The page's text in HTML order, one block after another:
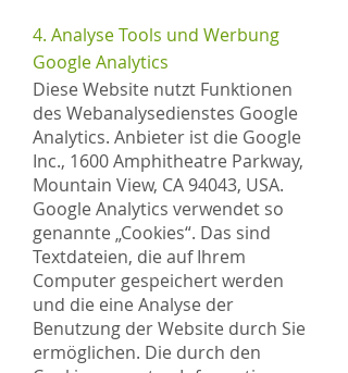
4. Analyse Tools und Werbung
Google Analytics
Diese Website nutzt Funktionen
des Webanalysedienstes Google
Analytics. Anbieter ist die Google
Inc., 1600 Amphitheatre Parkway,
Mountain View, CA 94043, USA.
Google Analytics verwendet so
genannte „Cookies“. Das sind
Textdateien, die auf Ihrem
Computer gespeichert werden
und die eine Analyse der
Benutzung der Website durch Sie
ermöglichen. Die durch den